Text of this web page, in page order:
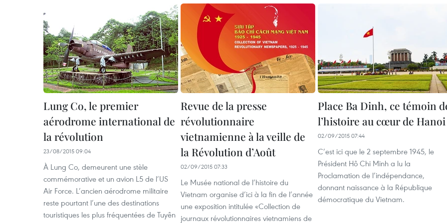
Lung Co, le premier
aérodrome international de
la révolution
23/08/2015 09:04
À Lung Co, demeurent une stèle
commémorative et un avion L5 de l’US
Air Force. L’ancien aérodrome militaire
reste pourtant l’une des destinations
touristiques les plus fréquentées de Tuyên
Revue de la presse
révolutionnaire
vietnamienne à la veille de
la Révolution d’Août
02/09/2015 07:33
Le Musée national de l’histoire du
Vietnam organise d’ici à la fin de l’année
une exposition intitulée «Collection de
journaux révolutionnaires vietnamiens de
Place Ba Dinh, ce témoin
l’histoire au cœur de Hanoi
02/09/2015 07:44
C’est ici que le 2 septembre 1945, le
Président Hô Chi Minh a lu la
Proclamation de l’indépendance,
donnant naissance à la République
démocratique du Vietnam.